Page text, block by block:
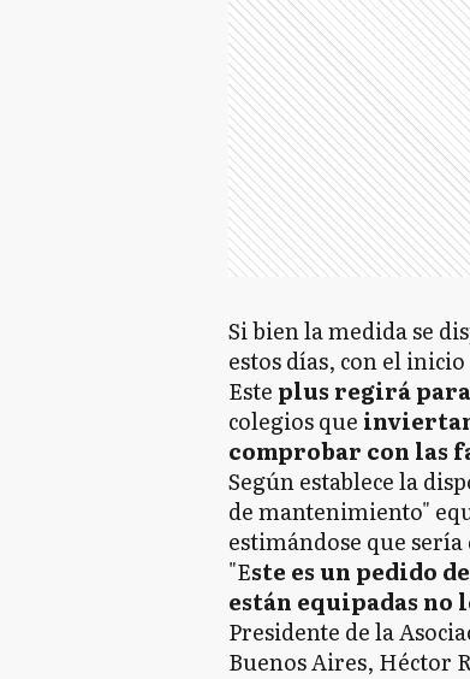
Si bien la medida se
estos días, con el
Este plus regirá
colegios que
comprobar con las
Según establece la
de mantenimiento"
estimándose que sería
"Este es un pedido
están equipadas no
Presidente de la
Buenos Aires, Héctor